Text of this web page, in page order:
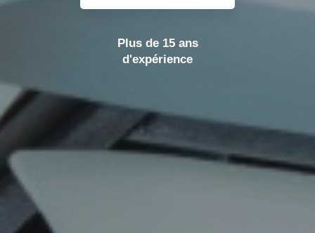
Plus de 15 ans
d'expérience